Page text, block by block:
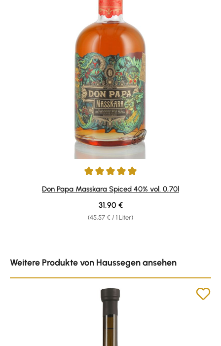
Durchschnittliche Bewertung von 4.89 von 5 Sternen
Don Papa Masskara Spiced 40% vol. 0,70l
(45,57 € / 1 Liter)
Regulärer Preis:
31,90 €
Weitere Produkte von Haussegen ansehen